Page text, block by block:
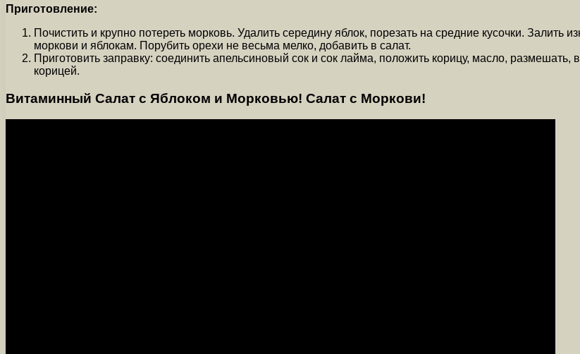
Приготовление:
Почистить и крупно потереть морковь. Удалить середину яблок, порезать на средние кусочки. Залить
моркови и яблокам. Порубить орехи не весьма мелко, добавить в салат.
Приготовить заправку: соединить апельсиновый сок и сок лайма, положить корицу, масло,
корицей.
Витаминный Салат с Яблоком и Морковью! Салат с Моркови!